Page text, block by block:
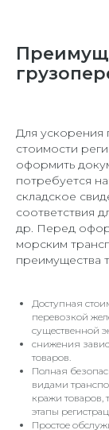
Для ускорения
стоимости
оформить
потребуется
складское
соответствия
др. Перед
морским
преимущества
Доступная
перевозкой
существенной
снижения
товаров.
Полная
видами
кражи товаров,
этапы
Простое